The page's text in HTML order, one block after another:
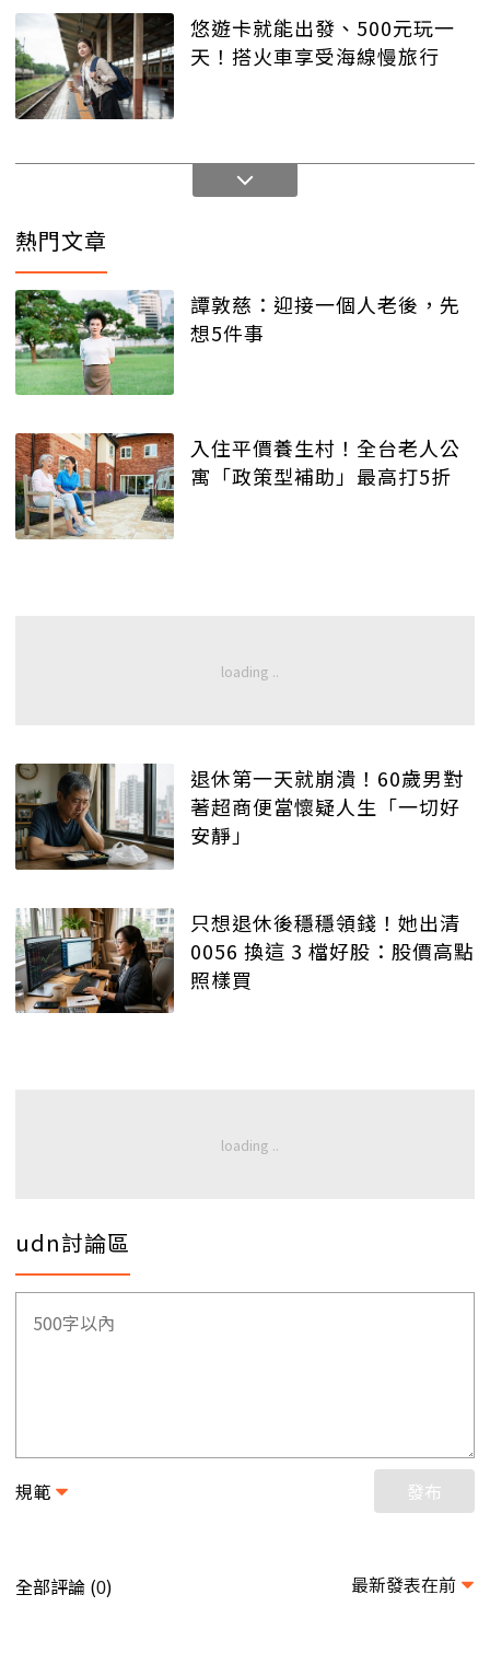
悠遊卡就能出發、500元玩一
天！搭火車享受海線慢旅行
熱門文章
譚敦慈：迎接一個人老後，先
想5件事
入住平價養生村！全台老人公
寓「政策型補助」最高打5折
退休第一天就崩潰！60歲男對
著超商便當懷疑人生「一切好
安靜」
只想退休後穩穩領錢！她出清
0056 換這 3 檔好股：股價高點
照樣買
udn討論區
規範 發布
全部評論 (0) 最新發表在前